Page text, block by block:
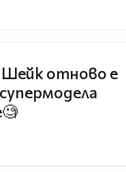
Шейк отново е